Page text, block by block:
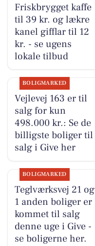
Friskbrygget kaffe
til 39 kr. og lækre
kanel gifflar til 12
kr. - se ugens
lokale tilbud
BOLIGMARKED
Vejlevej 163 er til
salg for kun
498.000 kr.: Se de
billigste boliger til
salg i Give her
BOLIGMARKED
Teglværksvej 21 og
1 anden boliger er
kommet til salg
denne uge i Give -
se boligerne her.